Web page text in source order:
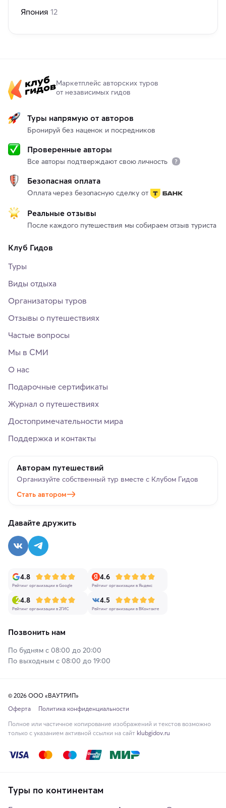
Япония 12
Маркетплейс авторских туров
от независимых гидов
Туры напрямую от авторов
Бронируй без наценок и посредников
Проверенные авторы
Все авторы подтверждают свою личность
Безопасная оплата
Оплата через безопасную сделку от
Реальные отзывы
После каждого путешествия мы собираем отзыв туриста
Клуб Гидов
Туры
Виды отдыха
Организаторы туров
Отзывы о путешествиях
Частые вопросы
Мы в СМИ
О нас
Подарочные сертификаты
Журнал о путешествиях
Достопримечательности мира
Поддержка и контакты
Авторам путешествий
Организуйте собственный тур вместе с Клубом Гидов
Стать автором
Давайте дружить
4.8
Рейтинг организации в Google
4.6
Рейтинг организации в Яндекс
4.8
Рейтинг организации в 2ГИС
4.5
Рейтинг организации в ВКонтакте
Позвонить нам
По будням с 08:00 до 20:00
По выходным с 08:00 до 19:00
© 2026 ООО «ВАУТРИП»
Оферта
Политика конфиденциальности
Полное или частичное копирование изображений и текстов возможно
только с указанием активной ссылки на сайт klubgidov.ru
Туры по континентам